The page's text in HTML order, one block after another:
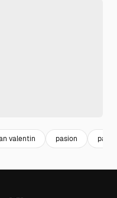
valentin pasion